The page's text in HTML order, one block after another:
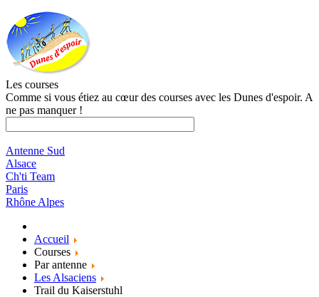
Les courses
Comme si vous étiez au cœur des courses avec les Dunes d'espoir. A
ne pas manquer !
Antenne Sud
Alsace
Ch'ti Team
Paris
Rhône Alpes
Accueil
Courses
Par antenne
Les Alsaciens
Trail du Kaiserstuhl